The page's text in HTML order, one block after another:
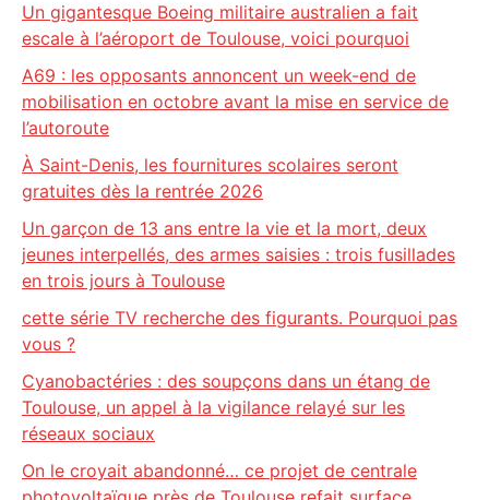
Un gigantesque Boeing militaire australien a fait
escale à l’aéroport de Toulouse, voici pourquoi
A69 : les opposants annoncent un week-end de
mobilisation en octobre avant la mise en service de
l’autoroute
À Saint-Denis, les fournitures scolaires seront
gratuites dès la rentrée 2026
Un garçon de 13 ans entre la vie et la mort, deux
jeunes interpellés, des armes saisies : trois fusillades
en trois jours à Toulouse
cette série TV recherche des figurants. Pourquoi pas
vous ?
Cyanobactéries : des soupçons dans un étang de
Toulouse, un appel à la vigilance relayé sur les
réseaux sociaux
On le croyait abandonné… ce projet de centrale